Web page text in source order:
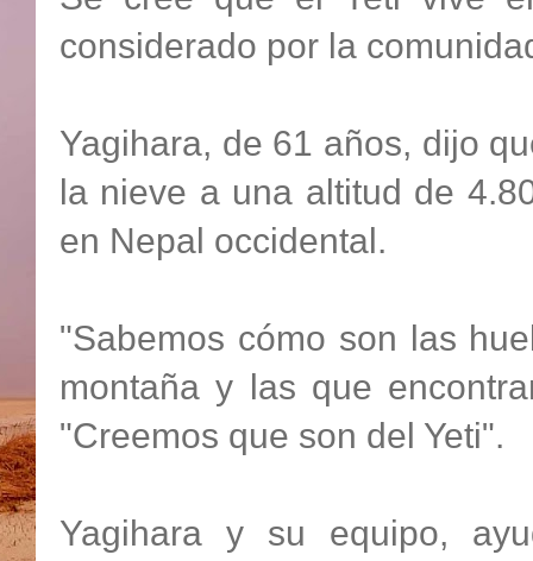
considerado por la
Yagihara, de 61 años, dijo
la nieve a una altitud de
en Nepal occidental.
"Sabemos cómo son las
montaña y las que
"Creemos que son del Yeti".
Yagihara y su equipo,